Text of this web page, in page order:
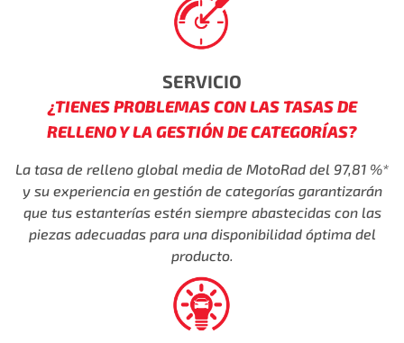
SERVICIO
¿TIENES PROBLEMAS CON LAS TASAS DE
RELLENO Y LA GESTIÓN DE CATEGORÍAS?
La tasa de relleno global media de MotoRad del 97,81 %*
y su experiencia en gestión de categorías garantizarán
que tus estanterías estén siempre abastecidas con las
piezas adecuadas para una disponibilidad óptima del
producto.